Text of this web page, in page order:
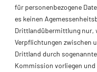
für personenbezogene
es keinen
Drittlandübermittlung nur,
Verpflichtungen zwischen
Drittland durch
Kommission vorliegen